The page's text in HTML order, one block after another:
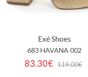
Exé Shoes
683 HAVANA 002
83.30€ 119.00€